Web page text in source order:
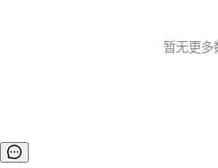
信息、获取组列表、获取个体列
暂无更多